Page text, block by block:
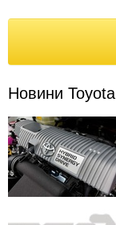
Новини Toyota